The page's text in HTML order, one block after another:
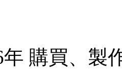
年 購買、製